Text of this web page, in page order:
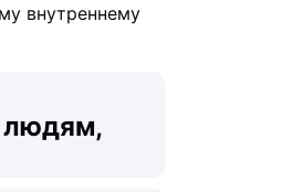
внутреннему
людям,